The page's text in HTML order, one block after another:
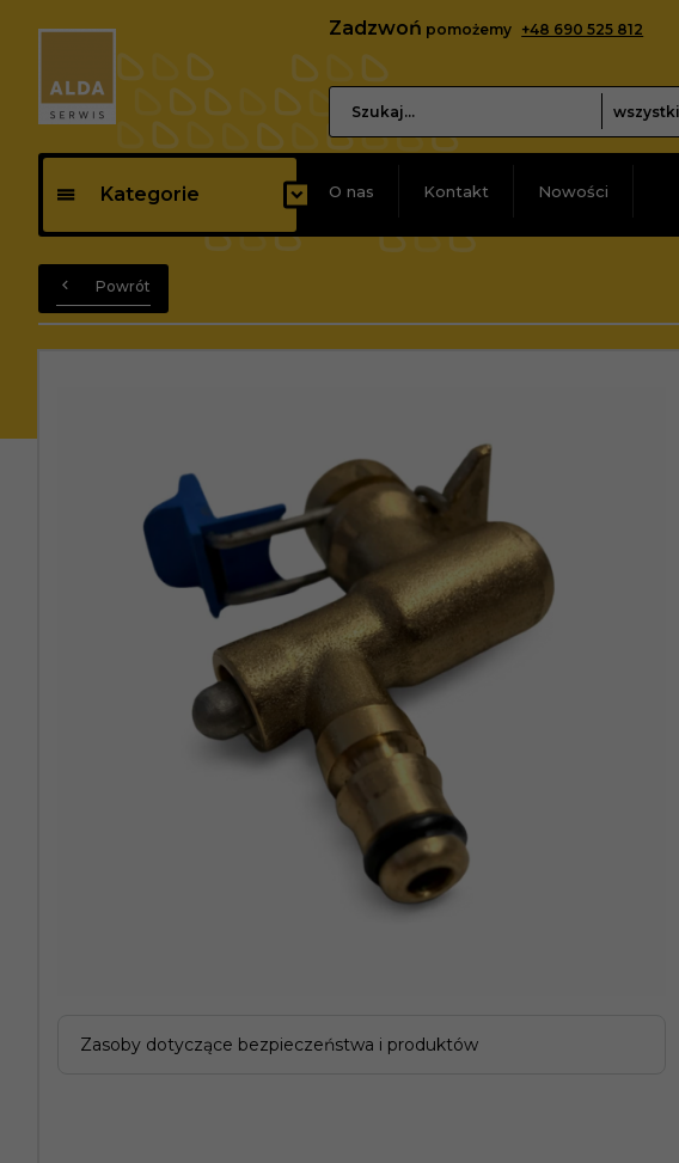
Zadzwoń pomożemy +48 690 525 812
Kategorie O nas Kontakt Nowości
Powrót
Zasoby dotyczące bezpieczeństwa i produktów